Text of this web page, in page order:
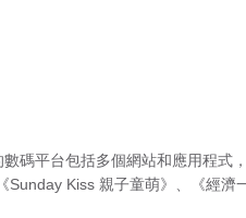
數碼平台包括多個網站和應用程式
《Sunday Kiss 親子童萌》 《經濟